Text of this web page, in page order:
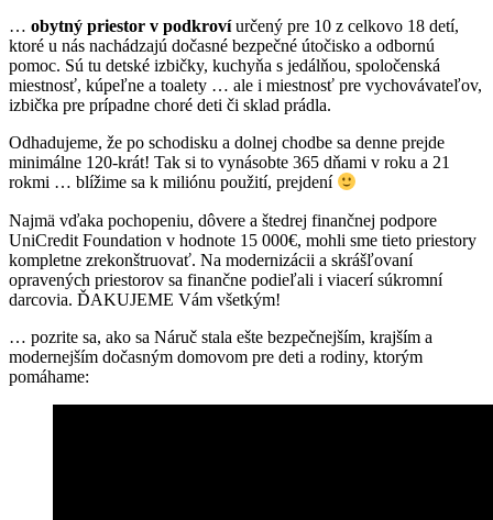
… obytný priestor v podkrovíurčený pre 10 z celkovo 18 detí,
ktoré u nás nachádzajú dočasné bezpečné útočisko a odbornú
pomoc. Sú tu detské izbičky, kuchyňa s jedálňou, spoločenská
miestnosť, kúpeľne a toalety … ale i miestnosť pre vychovávateľov,
izbička pre prípadne choré deti či sklad prádla.
Odhadujeme, že po schodisku a dolnej chodbe sa denne prejde
minimálne 120-krát! Tak si to vynásobte 365 dňami v roku a 21
rokmi … blížime sa k miliónu použití, prejdení
Najmä vďaka pochopeniu, dôvere a štedrej finančnej podpore
UniCredit Foundation v hodnote 15 000€, mohli sme tieto priestory
kompletne zrekonštruovať. Na modernizácii a skrášľovaní
opravených priestorov sa finančne podieľali i viacerí súkromní
darcovia. ĎAKUJEME Vám všetkým!
… pozrite sa, ako sa Náruč stala ešte bezpečnejším, krajším a
modernejším dočasným domovom pre deti a rodiny, ktorým
pomáhame: